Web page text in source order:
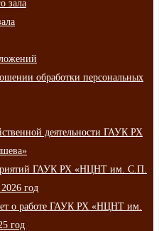
зала
обработки персональных
деятельности ГАУК РХ
ГАУК РХ «НЦНТ им. С.П.
год
о работе ГАУК РХ «НЦНТ им.
год